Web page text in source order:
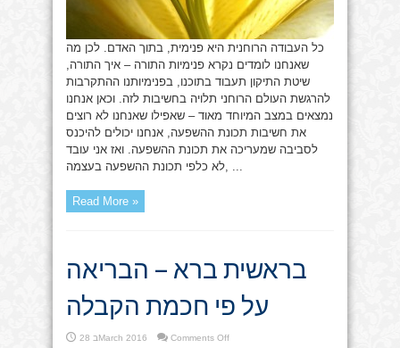
כל העבודה הרוחנית היא פנימית, בתוך האדם. לכן מה
שאנחנו לומדים נקרא פנימיות התורה – איך התורה,
שיטת התיקון תעבוד בתוכנו, בפנימיותנו ההתקרבות
להרגשת העולם הרוחני תלויה בחשיבות לזה. וכאן אנחנו
נמצאים במצב המיוחד מאוד – שאפילו שאנחנו לא רוצים
את חשיבות תכונת ההשפעה, אנחנו יכולים להיכנס
לסביבה שמעריכה את תכונת ההשפעה. ואז אני עובד
לא כלפי תכונת ההשפעה בעצמה, ...
Read More »
בראשית ברא – הבריאה
על פי חכמת הקבלה
28 בMarch 2016 Comments Offon